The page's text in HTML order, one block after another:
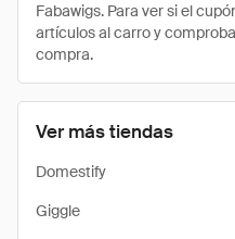
Ver más tiendas
Domestify
Giggle
Fabawigs. Para ver si el
artículos al carro y
compra.